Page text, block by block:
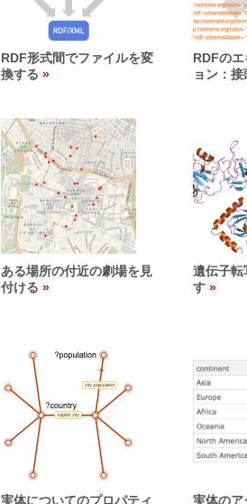
RDF形式間でファイルを変
換する
RDFの
ョン：接
ある場所の付近の劇場を見
付ける
遺伝子転
す
実体についてのプロパティ 実体のア